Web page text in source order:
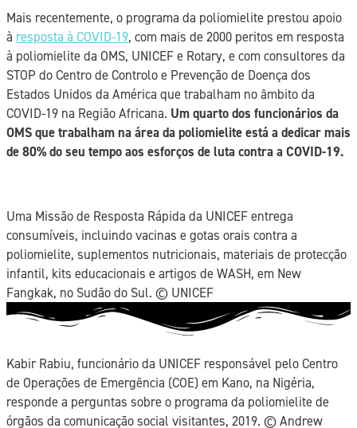
Mais recentemente, o programa da poliomielite prestou apoio
à resposta à COVID-19, com mais de 2000 peritos em resposta
à poliomielite da OMS, UNICEF e Rotary, e com consultores da
STOP do Centro de Controlo e Prevenção de Doença dos
Estados Unidos da América que trabalham no âmbito da
COVID-19 na Região Africana. Um quarto dos funcionários da
OMS que trabalham na área da poliomielite está a dedicar mais
de 80% do seu tempo aos esforços de luta contra a COVID-19.
Uma Missão de Resposta Rápida da UNICEF entrega
consumíveis, incluindo vacinas e gotas orais contra a
poliomielite, suplementos nutricionais, materiais de protecção
infantil, kits educacionais e artigos de WASH, em New
Fangkak, no Sudão do Sul. ©️ UNICEF
Kabir Rabiu, funcionário da UNICEF responsável pelo Centro
de Operações de Emergência (COE) em Kano, na Nigéria,
responde a perguntas sobre o programa da poliomielite de
órgãos da comunicação social visitantes, 2019. ©️ Andrew